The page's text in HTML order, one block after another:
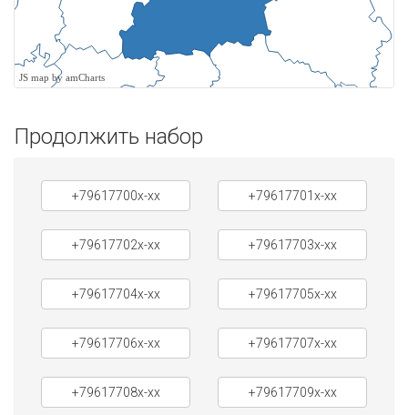
JS map by amCharts
Продолжить набор
+79617700x-xx +79617701x-xx
+79617702x-xx +79617703x-xx
+79617704x-xx +79617705x-xx
+79617706x-xx +79617707x-xx
+79617708x-xx +79617709x-xx